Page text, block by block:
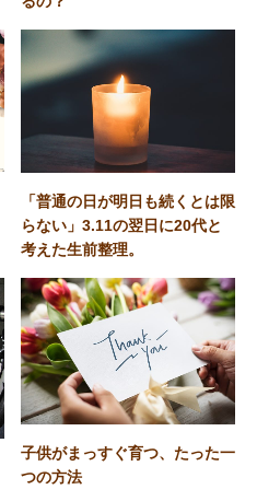
「普通の日が明日も続くとは限
らない」3.11の翌日に20代と
考えた生前整理。
子供がまっすぐ育つ、たった一
つの方法